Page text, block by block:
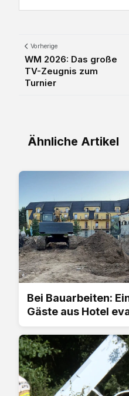
Vorherige
WM 2026: Das große
TV-Zeugnis zum
Turnier
Ähnliche Artikel
Bei Bauarbeiten:
Gäste aus Hotel